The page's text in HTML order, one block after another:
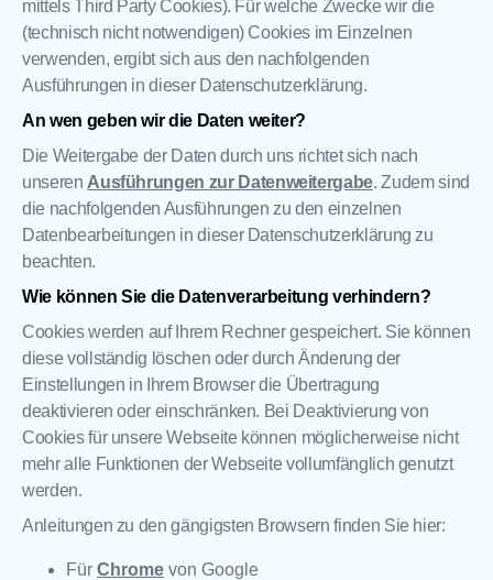
mittels Third Party Cookies). Für welche Zwecke wir die
(technisch nicht notwendigen) Cookies im Einzelnen
verwenden, ergibt sich aus den nachfolgenden
Ausführungen in dieser Datenschutzerklärung.
An wen geben wir die Daten weiter?
Die Weitergabe der Daten durch uns richtet sich nach
unseren Ausführungen zur Datenweitergabe. Zudem sind
die nachfolgenden Ausführungen zu den einzelnen
Datenbearbeitungen in dieser Datenschutzerklärung zu
beachten.
Wie können Sie die Datenverarbeitung verhindern?
Cookies werden auf Ihrem Rechner gespeichert. Sie können
diese vollständig löschen oder durch Änderung der
Einstellungen in Ihrem Browser die Übertragung
deaktivieren oder einschränken. Bei Deaktivierung von
Cookies für unsere Webseite können möglicherweise nicht
mehr alle Funktionen der Webseite vollumfänglich genutzt
werden.
Anleitungen zu den gängigsten Browsern finden Sie hier:
Für Chrome von Google